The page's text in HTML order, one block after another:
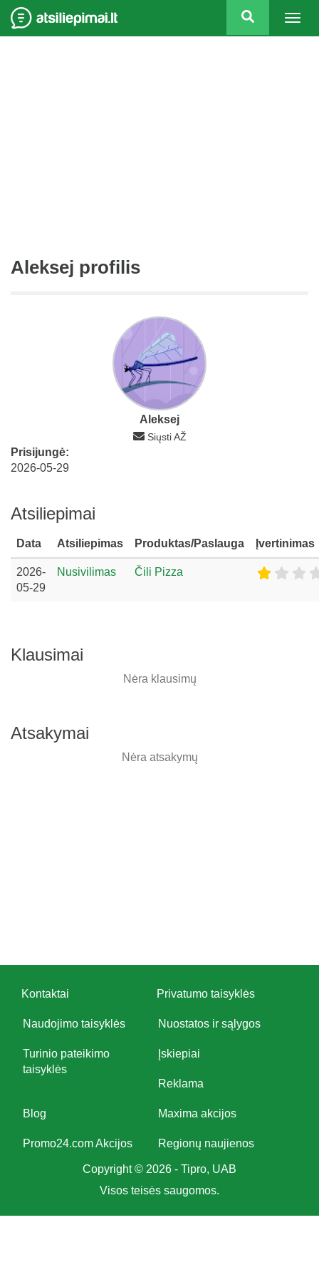
Aleksej profilis
Aleksej
Siųsti AŽ
Prisijungė:
2026-05-29
Atsiliepimai
Data Atsiliepimas Produktas/Paslauga Įvertinimas
2026-
05-29
Nusivilimas Čili Pizza
Klausimai
Nėra klausimų
Atsakymai
Nėra atsakymų
Kontaktai Privatumo taisyklės
Naudojimo taisyklės Nuostatos ir sąlygos
Turinio pateikimo
taisyklės
Įskiepiai
Reklama
Blog Maxima akcijos
Promo24.com Akcijos Regionų naujienos
Copyright © 2026 - Tipro, UAB
Visos teisės saugomos.